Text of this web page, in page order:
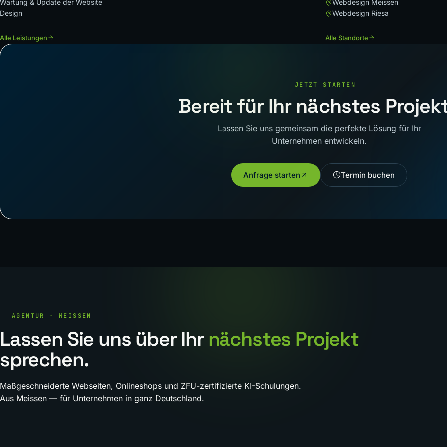
Wartung & Update der Website
Design
Alle Leistungen
Webdesign Meissen
Webdesign Riesa
Alle Standorte
JETZT STARTEN
Bereit für Ihr nächstes
Lassen Sie uns gemeinsam die perfekte Lösung für Ihr
Unternehmen entwickeln.
Anfrage starten Termin buchen
AGENTUR · MEISSEN
Lassen Sie uns über Ihr nächstes Projekt
sprechen.
Maßgeschneiderte Webseiten, Onlineshops und ZFU-zertifizierte KI-Schulungen.
Aus Meissen — für Unternehmen in ganz Deutschland.